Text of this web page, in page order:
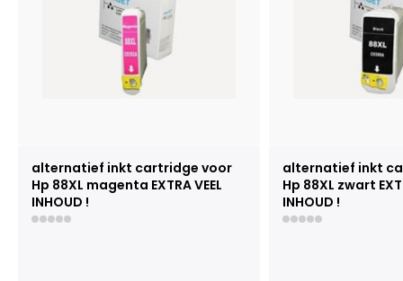
alternatief inkt cartridge voor
Hp 88XL magenta EXTRA VEEL
INHOUD !
alternatief inkt
Hp 88XL zwart
INHOUD !